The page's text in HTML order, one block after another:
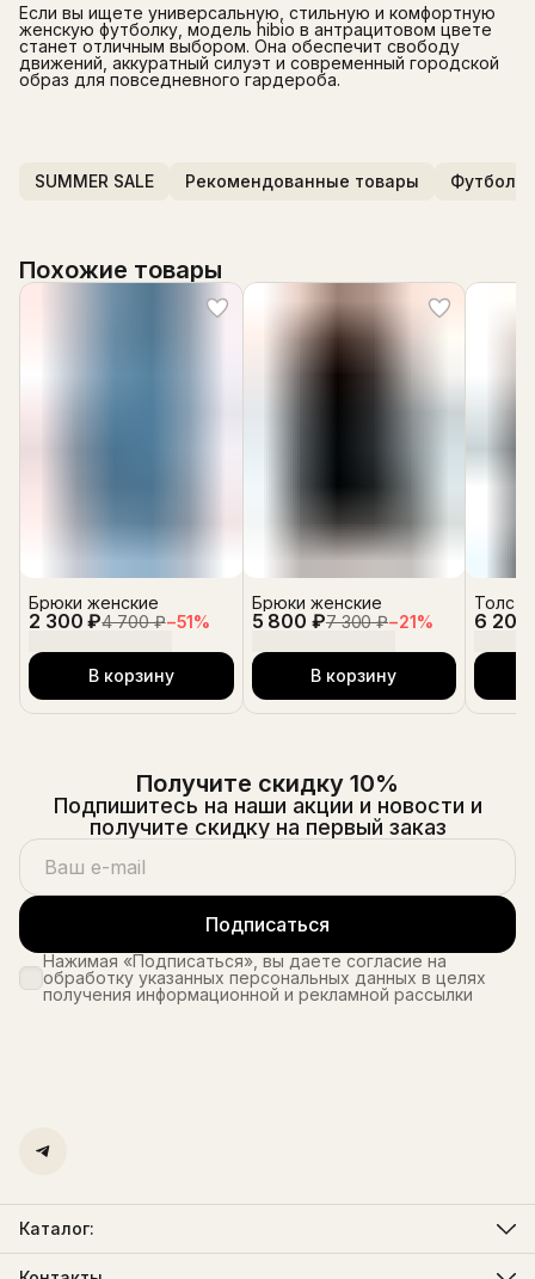
Если вы ищете универсальную, стильную и комфортную
женскую футболку, модель hibio в антрацитовом цвете
станет отличным выбором. Она обеспечит свободу
движений, аккуратный силуэт и современный городской
образ для повседневного гардероба.
SUMMER SALE Рекомендованные товары Футболки
Похожие товары
2 300 ₽4 700 ₽−51%
Брюки женские
В корзину
5 800 ₽7 300 ₽−21%
Брюки женские
В корзину
6 200
Получите скидку 10%
Подпишитесь на наши акции и новости и
получите скидку на первый заказ
Подписаться
Нажимая «Подписаться», вы даете согласие на
обработку указанных персональных данных в целях
получения информационной и рекламной рассылки
Каталог:
Мужская одежда